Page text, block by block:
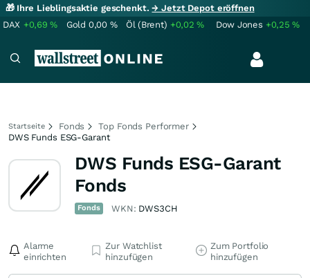
🎁 Ihre Lieblingsaktie geschenkt.→ Jetzt Depot eröffnen
DAX +0,69% Gold 0,00 % Öl (Brent) +0,02% Dow Jones +0,25%
Startseite Fonds
Top Fonds Performer
DWS Funds ESG-Garant
DWS Funds ESG-Garant
Fonds
Fonds WKN: DWS3CH
Alarme
einrichten
Zur Watchlist
hinzufügen
Zum Portfolio
hinzufügen